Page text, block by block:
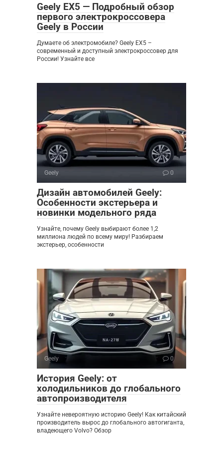
Geely EX5 — Подробный обзор
первого электрокроссовера
Geely в России
Думаете об электромобиле? Geely EX5 –
современный и доступный электрокроссовер для
России! Узнайте все
Geely 0
Дизайн автомобилей Geely:
Особенности экстерьера и
новинки модельного ряда
Узнайте, почему Geely выбирают более 1,2
миллиона людей по всему миру! Разбираем
экстерьер, особенности
Geely 0
История Geely: от
холодильников до глобального
автопроизводителя
Узнайте невероятную историю Geely! Как китайский
производитель вырос до глобального автогиганта,
владеющего Volvo? Обзор